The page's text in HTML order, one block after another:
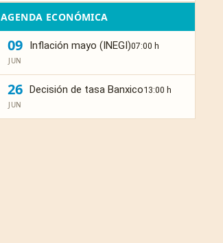
AGENDA ECONÓMICA
09
JUN
Inflación mayo (INEGI)07:00 h
26
JUN
Decisión de tasa Banxico13:00 h